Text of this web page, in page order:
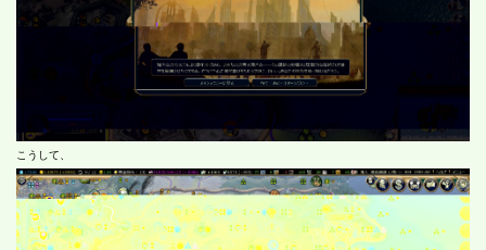
こうして、